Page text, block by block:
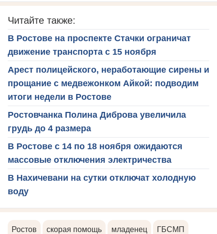
Читайте также:
В Ростове на проспекте Стачки ограничат
движение транспорта с 15 ноября
Арест полицейского, неработающие сирены и
прощание с медвежонком Айкой: подводим
итоги недели в Ростове
Ростовчанка Полина Диброва увеличила
грудь до 4 размера
В Ростове с 14 по 18 ноября ожидаются
массовые отключения электричества
В Нахичевани на сутки отключат холодную
воду
Ростов скорая помощь младенец ГБСМП